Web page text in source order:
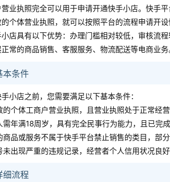
业执照完全可以用于申请开通快手小店。快手
个体营业执照，就可以按照平台的流程申请开设
店具有以下优势：办理门槛相对较低，审核流
常的商品销售、客服服务、物流配送等电商业务
本条件
小店之前，您需要满足以下基本条件：
的个体工商户营业执照，且营业执照处于正常经
年满18周岁，具有完全民事行为能力，且已完
商品或服务不属于快手平台禁止销售的类目，部
未出现严重的违规记录，经营者个人信用状况良好
细流程